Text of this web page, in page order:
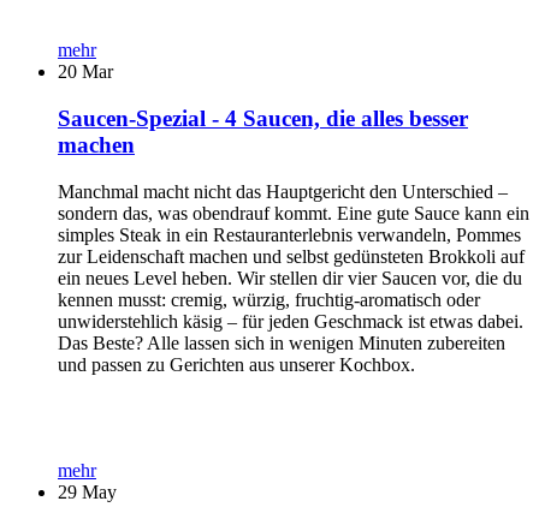
mehr
20 Mar
Saucen-Spezial - 4 Saucen, die alles besser
machen
Manchmal macht nicht das Hauptgericht den Unterschied –
sondern das, was obendrauf kommt. Eine gute Sauce kann ein
simples Steak in ein Restauranterlebnis verwandeln, Pommes
zur Leidenschaft machen und selbst gedünsteten Brokkoli auf
ein neues Level heben. Wir stellen dir vier Saucen vor, die du
kennen musst: cremig, würzig, fruchtig-aromatisch oder
unwiderstehlich käsig – für jeden Geschmack ist etwas dabei.
Das Beste? Alle lassen sich in wenigen Minuten zubereiten
und passen zu Gerichten aus unserer Kochbox.
mehr
29 May